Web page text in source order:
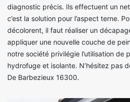
diagnostic précis. Ils effectuent un
c’est la solution pour l’aspect terne.
décolorent, il faut réaliser un
appliquer une nouvelle couche de
notre société privilégie l’utilisation de
hydrofuge et isolante. N’hésitez pas
De Barbezieux 16300.